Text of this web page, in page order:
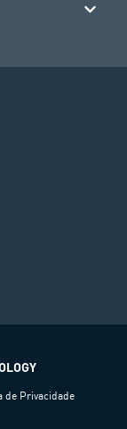
de Privacidade